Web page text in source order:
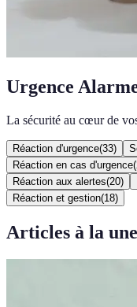
Urgence
La sécurité au cœur de
Réaction d'urgence(33)
Réaction en cas d'urgence(
Réaction aux alertes(20)
Réaction et gestion(18)
Articles à la une